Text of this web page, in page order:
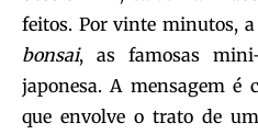
feitos. Por vinte minutos,
bonsai, as famosas
japonesa. A mensagem é
que envolve o trato de um